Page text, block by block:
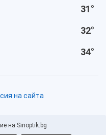
31°
32°
34°
на сайта
на Sinoptik.bg